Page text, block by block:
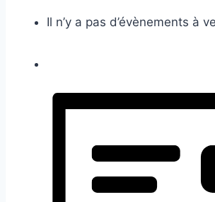
Il n’y a pas d’évènements à